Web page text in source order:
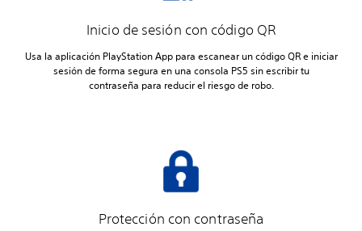
Inicio de sesión con código QR
Usa la aplicación PlayStation App para escanear un código QR e iniciar
sesión de forma segura en una consola PS5 sin escribir tu
contraseña para reducir el riesgo de robo.
Protección con contraseña